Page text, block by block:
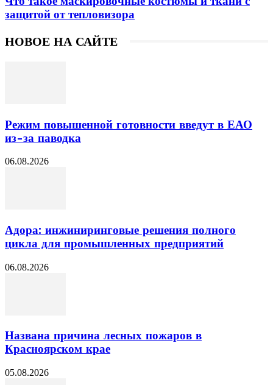
защитой от тепловизора
НОВОЕ НА САЙТЕ
Режим повышенной готовности введут в ЕАО
из-за паводка
06.08.2026
Адора: инжиниринговые решения полного
цикла для промышленных предприятий
06.08.2026
Названа причина лесных пожаров в
Красноярском крае
05.08.2026